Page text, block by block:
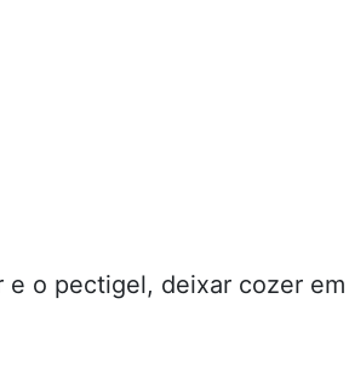
o pectigel, deixar cozer